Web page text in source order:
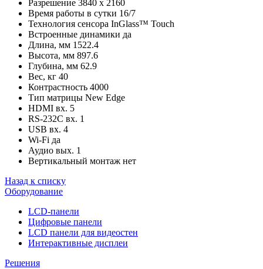
Разрешение 3840 x 2160
Время работы в сутки 16/7
Технология сенсора InGlass™ Touch
Встроенные динамики да
Длина, мм 1522.4
Высота, мм 897.6
Глубина, мм 62.9
Вес, кг 40
Контрастность 4000
Тип матрицы New Edge
HDMI вх. 5
RS-232C вх. 1
USB вх. 4
Wi-Fi да
Аудио вых. 1
Вертикальный монтаж нет
Назад к списку
Оборудование
LCD-панели
Цифровые панели
LCD панели для видеостен
Интерактивные дисплеи
Решения